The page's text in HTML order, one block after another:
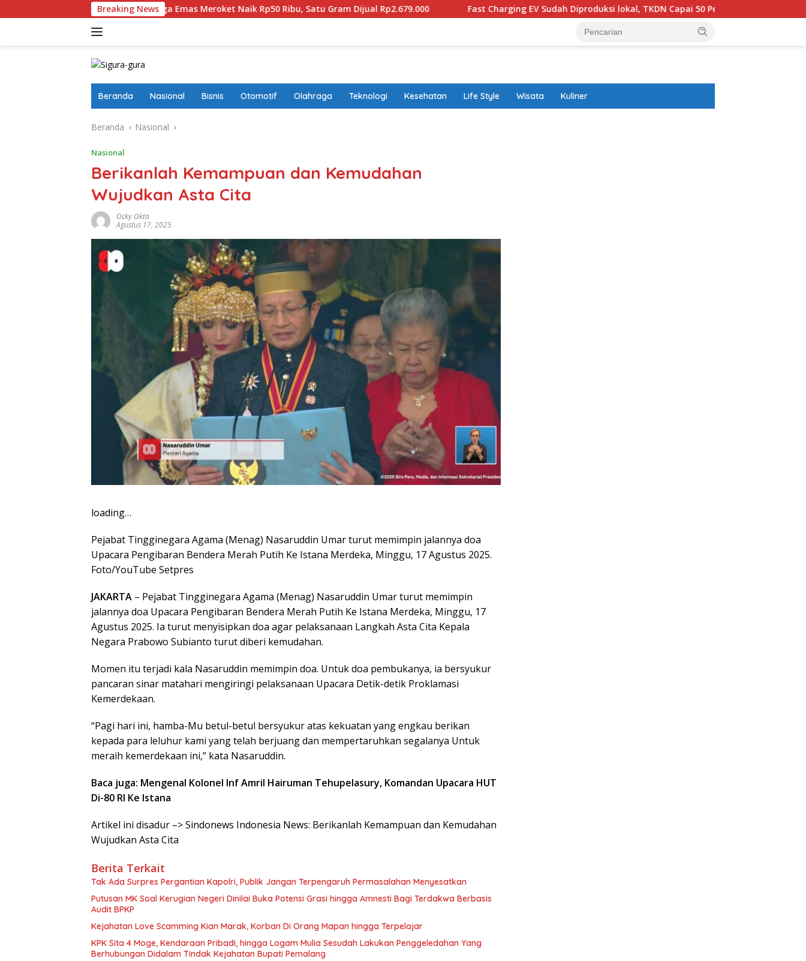
ke
Breaking News
Harga Emas Meroket Naik Rp50 Ribu, Satu Gram Dijual Rp2.679.000 Fast Charging EV Sudah Diproduksi lokal, TKDN Capai 50 Persen Prabowo Akansegera
Beranda Nasional Bisnis Otomotif Olahraga Teknologi Kesehatan Life Style Wisata Kuliner
Beranda Nasional
Nasional
Berikanlah Kemampuan dan Kemudahan
Wujudkan Asta Cita
Ocky Okta
Agustus 17, 2025
loading…
Pejabat Tingginegara Agama (Menag) Nasaruddin Umar turut memimpin jalannya doa
Upacara Pengibaran Bendera Merah Putih Ke Istana Merdeka, Minggu, 17 Agustus 2025.
Foto/YouTube Setpres
JAKARTA – Pejabat Tingginegara Agama (Menag) Nasaruddin Umar turut memimpin
jalannya doa Upacara Pengibaran Bendera Merah Putih Ke Istana Merdeka, Minggu, 17
Agustus 2025. Ia turut menyisipkan doa agar pelaksanaan Langkah Asta Cita Kepala
Negara Prabowo Subianto turut diberi kemudahan.
Momen itu terjadi kala Nasaruddin memimpin doa. Untuk doa pembukanya, ia bersyukur
pancaran sinar matahari mengiringi pelaksanaan Upacara Detik-detik Proklamasi
Kemerdekaan.
“Pagi hari ini, hamba-Mu betul-betul bersyukur atas kekuatan yang engkau berikan
kepada para leluhur kami yang telah berjuang dan mempertaruhkan segalanya Untuk
meraih kemerdekaan ini,” kata Nasaruddin.
Baca juga: Mengenal Kolonel Inf Amril Hairuman Tehupelasury, Komandan Upacara HUT
Di-80 RI Ke Istana
Artikel ini disadur –> Sindonews Indonesia News: Berikanlah Kemampuan dan Kemudahan
Wujudkan Asta Cita
Berita Terkait
Tak Ada Surpres Pergantian Kapolri, Publik Jangan Terpengaruh Permasalahan Menyesatkan
Putusan MK Soal Kerugian Negeri Dinilai Buka Potensi Grasi hingga Amnesti Bagi Terdakwa Berbasis
Audit BPKP
Kejahatan Love Scamming Kian Marak, Korban Di Orang Mapan hingga Terpelajar
KPK Sita 4 Moge, Kendaraan Pribadi, hingga Logam Mulia Sesudah Lakukan Penggeledahan Yang
Berhubungan Didalam Tindak Kejahatan Bupati Pemalang